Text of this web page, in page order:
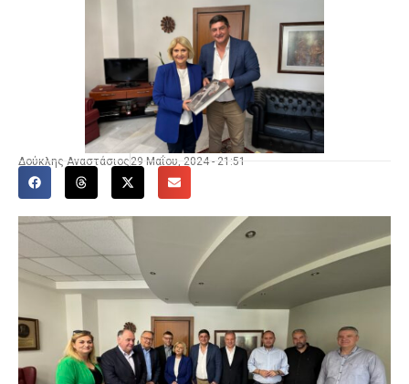
Δούκλης Αναστάσιος 29 Μαΐου, 2024 - 21:51